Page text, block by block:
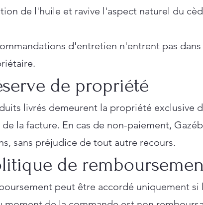
de l'huile et ravive l'aspect naturel du
d'entretien n'entrent pas
de propriété
livrés demeurent la propriété exclusive
la facture. En cas de non-paiement,
sans préjudice de tout autre recours.
de
peut être accordé uniquement